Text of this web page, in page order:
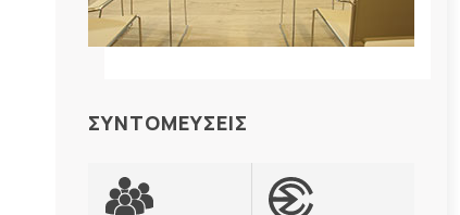
ΣΥΝΤΟΜΕΥΣΕΙΣ